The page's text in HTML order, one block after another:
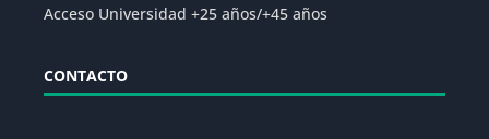
Acceso Universidad +25 años/+45 años
CONTACTO